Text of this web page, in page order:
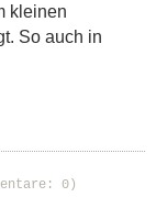
kleinen
So auch in
0)